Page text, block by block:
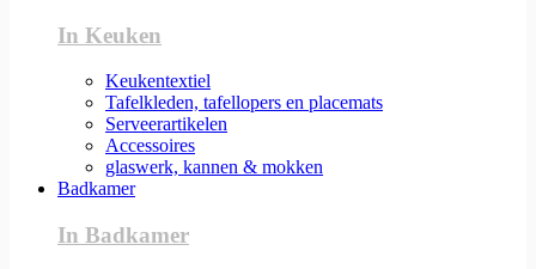
In Keuken
Keukentextiel
Tafelkleden, tafellopers en placemats
Serveerartikelen
Accessoires
glaswerk, kannen & mokken
Badkamer
In Badkamer